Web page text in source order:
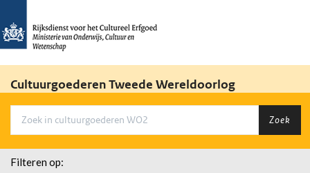
Cultuurgoederen Tweede Wereldoorlog
Zoek
Filteren op: